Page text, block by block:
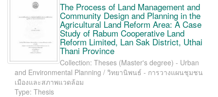
The Process of Land Management and
Community Design and Planning in the
Agricultural Land Reform Area: A Case
Study of Rabum Cooperative Land
Reform Limited, Lan Sak District, Uthai
Thani Province
Collection: Theses (Master's degree) - Urban
and Environmental Planning / วิทยานิพนธ์ - การวางแผนชุมชน
เมืองและสภาพแวดล้อม
Type: Thesis